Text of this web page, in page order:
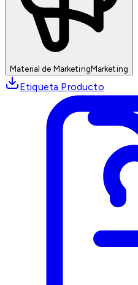
Material de MarketingMarketing
Etiqueta Producto